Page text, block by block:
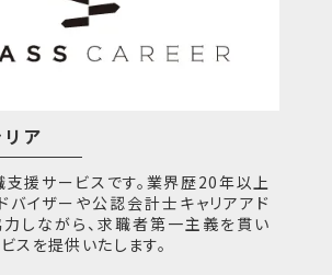
ア
支援サービスです。業界歴20年以上
バイザーや公認会計士キャリアアド
しながら、求職者第一主義を貫い
スを提供いたします。